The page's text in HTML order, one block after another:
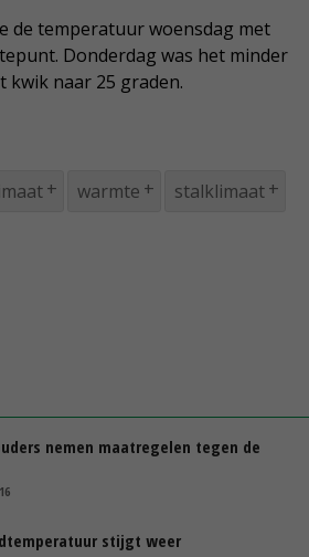
de temperatuur woensdag met
Donderdag was het minder
kwik naar 25 graden.
warmte stalklimaat
nemen maatregelen tegen de
stijgt weer